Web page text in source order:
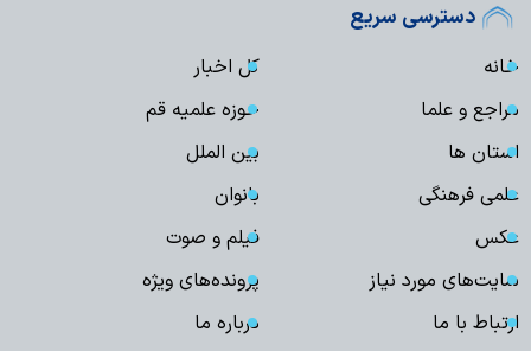
دسترسی سریع
خانه
کل اخبار
مراجع و علما
حوزه علمیه قم
استان ها
بین الملل
علمی فرهنگی
بانوان
عکس
فیلم و صوت
سایت‌های مورد نیاز
پرونده‌های ویژه
ارتباط با ما
درباره ما